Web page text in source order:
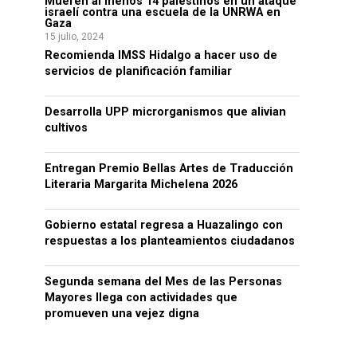
israelí contra una escuela de la UNRWA en
Gaza
15 julio, 2024
Recomienda IMSS Hidalgo a hacer uso de
servicios de planificación familiar
Desarrolla UPP microrganismos que alivian
cultivos
Entregan Premio Bellas Artes de Traducción
Literaria Margarita Michelena 2026
Gobierno estatal regresa a Huazalingo con
respuestas a los planteamientos ciudadanos
Segunda semana del Mes de las Personas
Mayores llega con actividades que
promueven una vejez digna